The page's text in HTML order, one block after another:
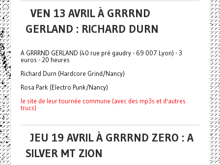
VEN 13 AVRIL À GRRRND
GERLAND : RICHARD DURN
A GRRRND GERLAND (40 rue pré gaudry - 69 007 Lyon) - 3
euros - 20 heures
Richard Durn (Hardcore Grind/Nancy)
Rosa Park (Electro Punk/Nancy)
le site de leur tournée commune (avec des mp3s et d'autres
trucs)
JEU 19 AVRIL À GRRRND ZERO : A
SILVER MT ZION